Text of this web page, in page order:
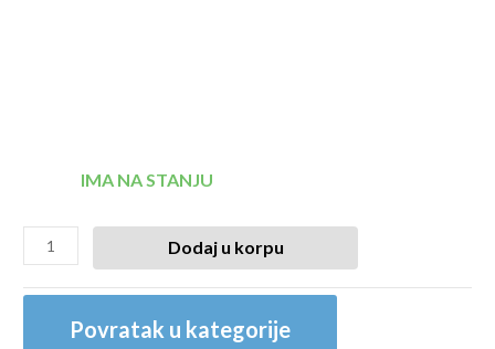
IMA NA STANJU
Dodaj u korpu
Povratak u kategorije